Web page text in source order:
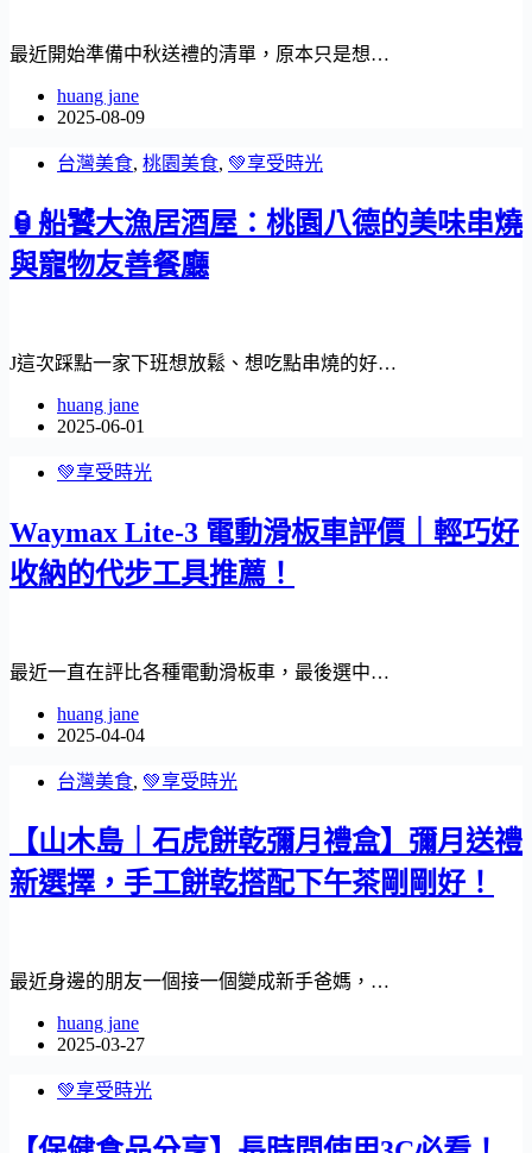
最近開始準備中秋送禮的清單，原本只是想…
huang jane
2025-08-09
台灣美食, 桃園美食, 💚享受時光
🏮船饕大漁居酒屋：桃園八德的美味串燒
與寵物友善餐廳
J這次踩點一家下班想放鬆、想吃點串燒的好…
huang jane
2025-06-01
💚享受時光
Waymax Lite-3 電動滑板車評價｜輕巧好
收納的代步工具推薦！
最近一直在評比各種電動滑板車，最後選中…
huang jane
2025-04-04
台灣美食, 💚享受時光
【山木島｜石虎餅乾彌月禮盒】彌月送禮
新選擇，手工餅乾搭配下午茶剛剛好！
最近身邊的朋友一個接一個變成新手爸媽，…
huang jane
2025-03-27
💚享受時光